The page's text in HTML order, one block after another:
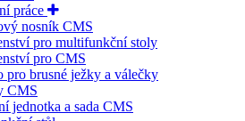
práce
nosník CMS
pro multifunkční stoly
pro CMS
pro brusné ježky a válečky
CMS
jednotka a sada CMS